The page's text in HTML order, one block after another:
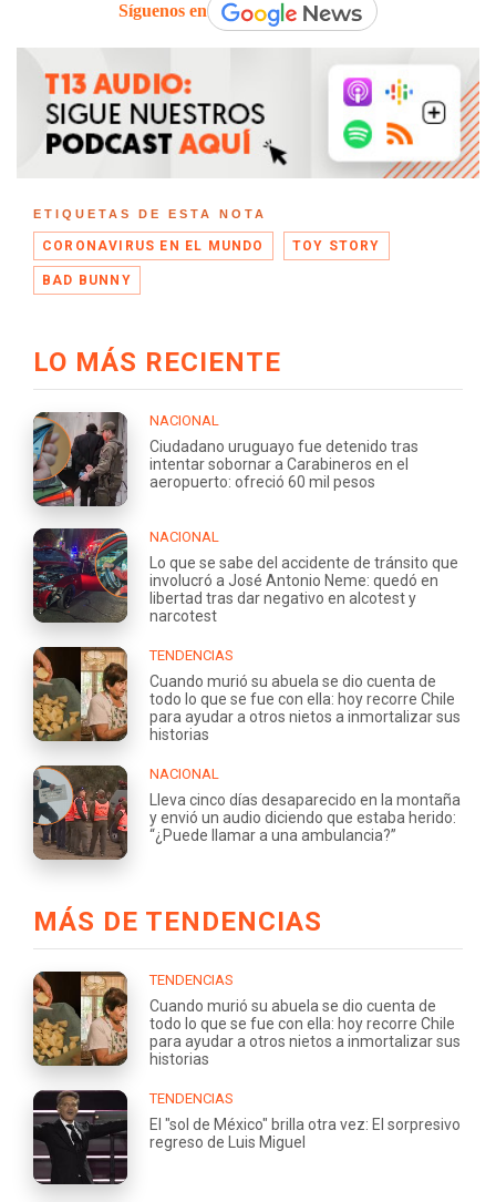
Síguenos en
ETIQUETAS DE ESTA NOTA
CORONAVIRUS EN EL MUNDO TOY STORY
BAD BUNNY
LO MÁS RECIENTE
NACIONAL
Ciudadano uruguayo fue detenido tras
intentar sobornar a Carabineros en el
aeropuerto: ofreció 60 mil pesos
NACIONAL
Lo que se sabe del accidente de tránsito que
involucró a José Antonio Neme: quedó en
libertad tras dar negativo en alcotest y
narcotest
TENDENCIAS
Cuando murió su abuela se dio cuenta de
todo lo que se fue con ella: hoy recorre Chile
para ayudar a otros nietos a inmortalizar sus
historias
NACIONAL
Lleva cinco días desaparecido en la montaña
y envió un audio diciendo que estaba herido:
“¿Puede llamar a una ambulancia?”
MÁS DE TENDENCIAS
TENDENCIAS
Cuando murió su abuela se dio cuenta de
todo lo que se fue con ella: hoy recorre Chile
para ayudar a otros nietos a inmortalizar sus
historias
TENDENCIAS
El "sol de México" brilla otra vez: El sorpresivo
regreso de Luis Miguel